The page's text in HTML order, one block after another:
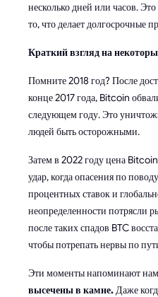
несколько дней или часов.
то, что делает долгосрочные
Краткий взгляд на
Помните 2018 год? После
конце 2017 года, Bitcoin
следующем году. Это
людей быть осторожными.
Затем в 2022 году цена
удар, когда опасения по
процентных ставок и
неопределенности потрясли
после таких спадов BTC
чтобы потрепать нервы по
Эти моменты напоминают
высечены в камне.Даже